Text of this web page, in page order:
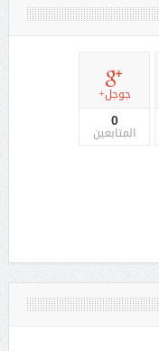
جوجل+
0
المتابعين